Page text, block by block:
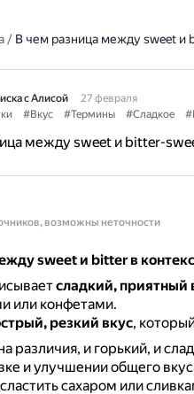
/ В чем разница между sweet и
с Алисой
27 февраля
#Вкус #Термины #Сладкое
между sweet и bitter-
возможны неточности
sweet и bitter в
сладкий, приятный
или конфетами.
резкий вкус,
различия, и горький, и
и улучшении общего
сахаром или